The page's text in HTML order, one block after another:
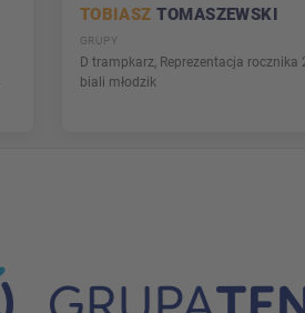
TOBIASZ TOMASZEWSKI
GRUPY
D trampkarz, Reprezentacja rocznika
biali młodzik